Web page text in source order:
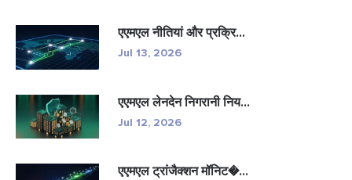
एएमएल नीतियां और प्रक्रि...
Jul 13, 2026
एएमएल लेनदेन निगरानी निय...
Jul 12, 2026
एएमएल ट्रांजैक्शन मॉनिट�...